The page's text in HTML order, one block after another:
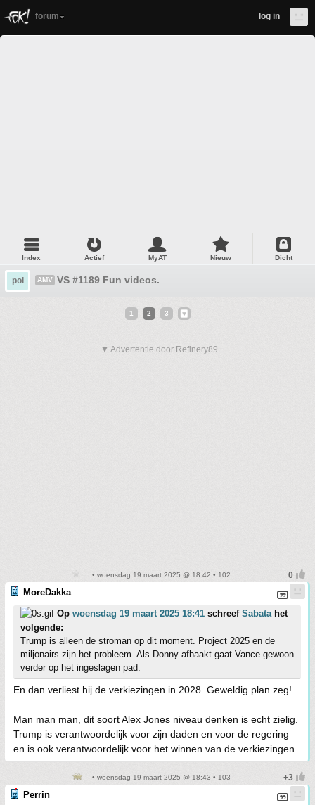
forum log in
Index Actief MyAT Nieuw Dicht
pol AMV VS #1189 Fun videos.
1 2 3
▼ Advertentie door Refinery89
• woensdag 19 maart 2025 @ 18:42 • 102
MoreDakka
Op woensdag 19 maart 2025 18:41 schreef Sabatahet
volgende:
Trump is alleen de stroman op dit moment. Project 2025 en de
miljonairs zijn het probleem. Als Donny afhaakt gaat Vance gewoon
verder op het ingeslagen pad.
En dan verliest hij de verkiezingen in 2028. Geweldig plan zeg!
Man man man, dit soort Alex Jones niveau denken is echt zielig.
Trump is verantwoordelijk voor zijn daden en voor de regering
en is ook verantwoordelijk voor het winnen van de verkiezingen.
• woensdag 19 maart 2025 @ 18:43 • 103
Perrin